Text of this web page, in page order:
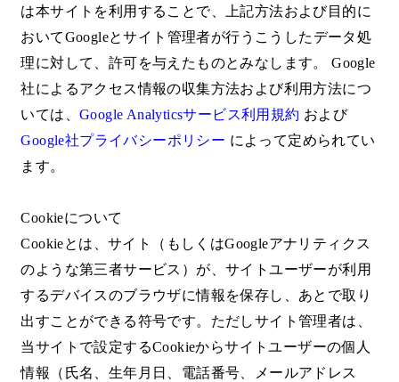
は本サイトを利用することで、上記方法および目的に
おいてGoogleとサイト管理者が行うこうしたデータ処
理に対して、許可を与えたものとみなします。 Google
社によるアクセス情報の収集方法および利用方法につ
いては、 Google Analyticsサービス利用規約 および
Google社プライバシーポリシー によって定められてい
ます。
Cookieについて
Cookieとは、サイト（もしくはGoogleアナリティクス
のような第三者サービス）が、サイトユーザーが利用
するデバイスのブラウザに情報を保存し、あとで取り
出すことができる符号です。ただしサイト管理者は、
当サイトで設定するCookieからサイトユーザーの個人
情報（氏名、生年月日、電話番号、メールアドレス